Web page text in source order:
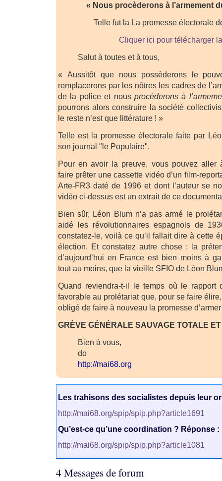
« Nous procèderons à l’armement
Telle fut la La promesse électorale
Cliquer ici pour télécharger
Salut à toutes et à tous,
« Aussitôt que nous possèderons le
remplacerons par les nôtres les cadres de
de la police et nous procèderons à
pourrons alors construire la société
le reste n’est que littérature ! »
Telle est la promesse électorale faite par
son journal "le Populaire".
Pour en avoir la preuve, vous pouvez aller
faire prêter une cassette vidéo d’un film-
Arte-FR3 daté de 1996 et dont l’auteur se
vidéo ci-dessus est un extrait de ce
Bien sûr, Léon Blum n’a pas armé le
aidé les révolutionnaires espagnols de
constatez-le, voilà ce qu’il fallait dire à cette
élection. Et constatez autre chose : la
d’aujourd’hui en France est bien moins à
tout au moins, que la vieille SFIO de Léon
Quand reviendra-t-il le temps où le rapport
favorable au prolétariat que, pour se faire
obligé de faire à nouveau la promesse
GRÈVE GÉNÉRALE SAUVAGE TOTALE
Bien à vous,
do
http://mai68.org
Les trahisons des socialistes depuis leur
http://mai68.org/spip/spip.php?article1691
Qu’est-ce qu’une coordination ? Réponse :
http://mai68.org/spip/spip.php?article1081
4 Messages de forum